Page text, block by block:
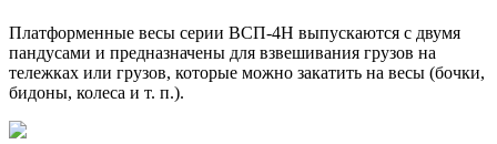
Платформенные весы серии ВСП-4Н выпускаются с двумя
пандусами и предназначены для взвешивания грузов на
тележках или грузов, которые можно закатить на весы (бочки,
бидоны, колеса и т. п.).